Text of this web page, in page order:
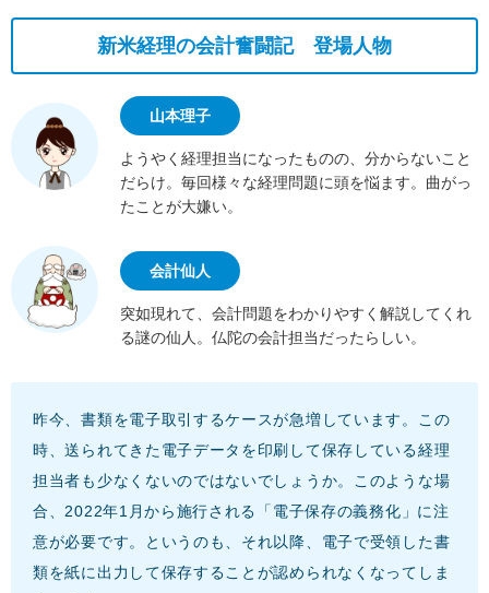
新米経理の会計奮闘記 登場人物
山本理子
ようやく経理担当になったものの、分からないこと
だらけ。毎回様々な経理問題に頭を悩ます。曲がっ
たことが大嫌い。
会計仙人
突如現れて、会計問題をわかりやすく解説してくれ
る謎の仙人。仏陀の会計担当だったらしい。
昨今、書類を電子取引するケースが急増しています。この
時、送られてきた電子データを印刷して保存している経理
担当者も少なくないのではないでしょうか。このような場
合、2022年1月から施行される「電子保存の義務化」に注
意が必要です。というのも、それ以降、電子で受領した書
類を紙に出力して保存することが認められなくなってしま